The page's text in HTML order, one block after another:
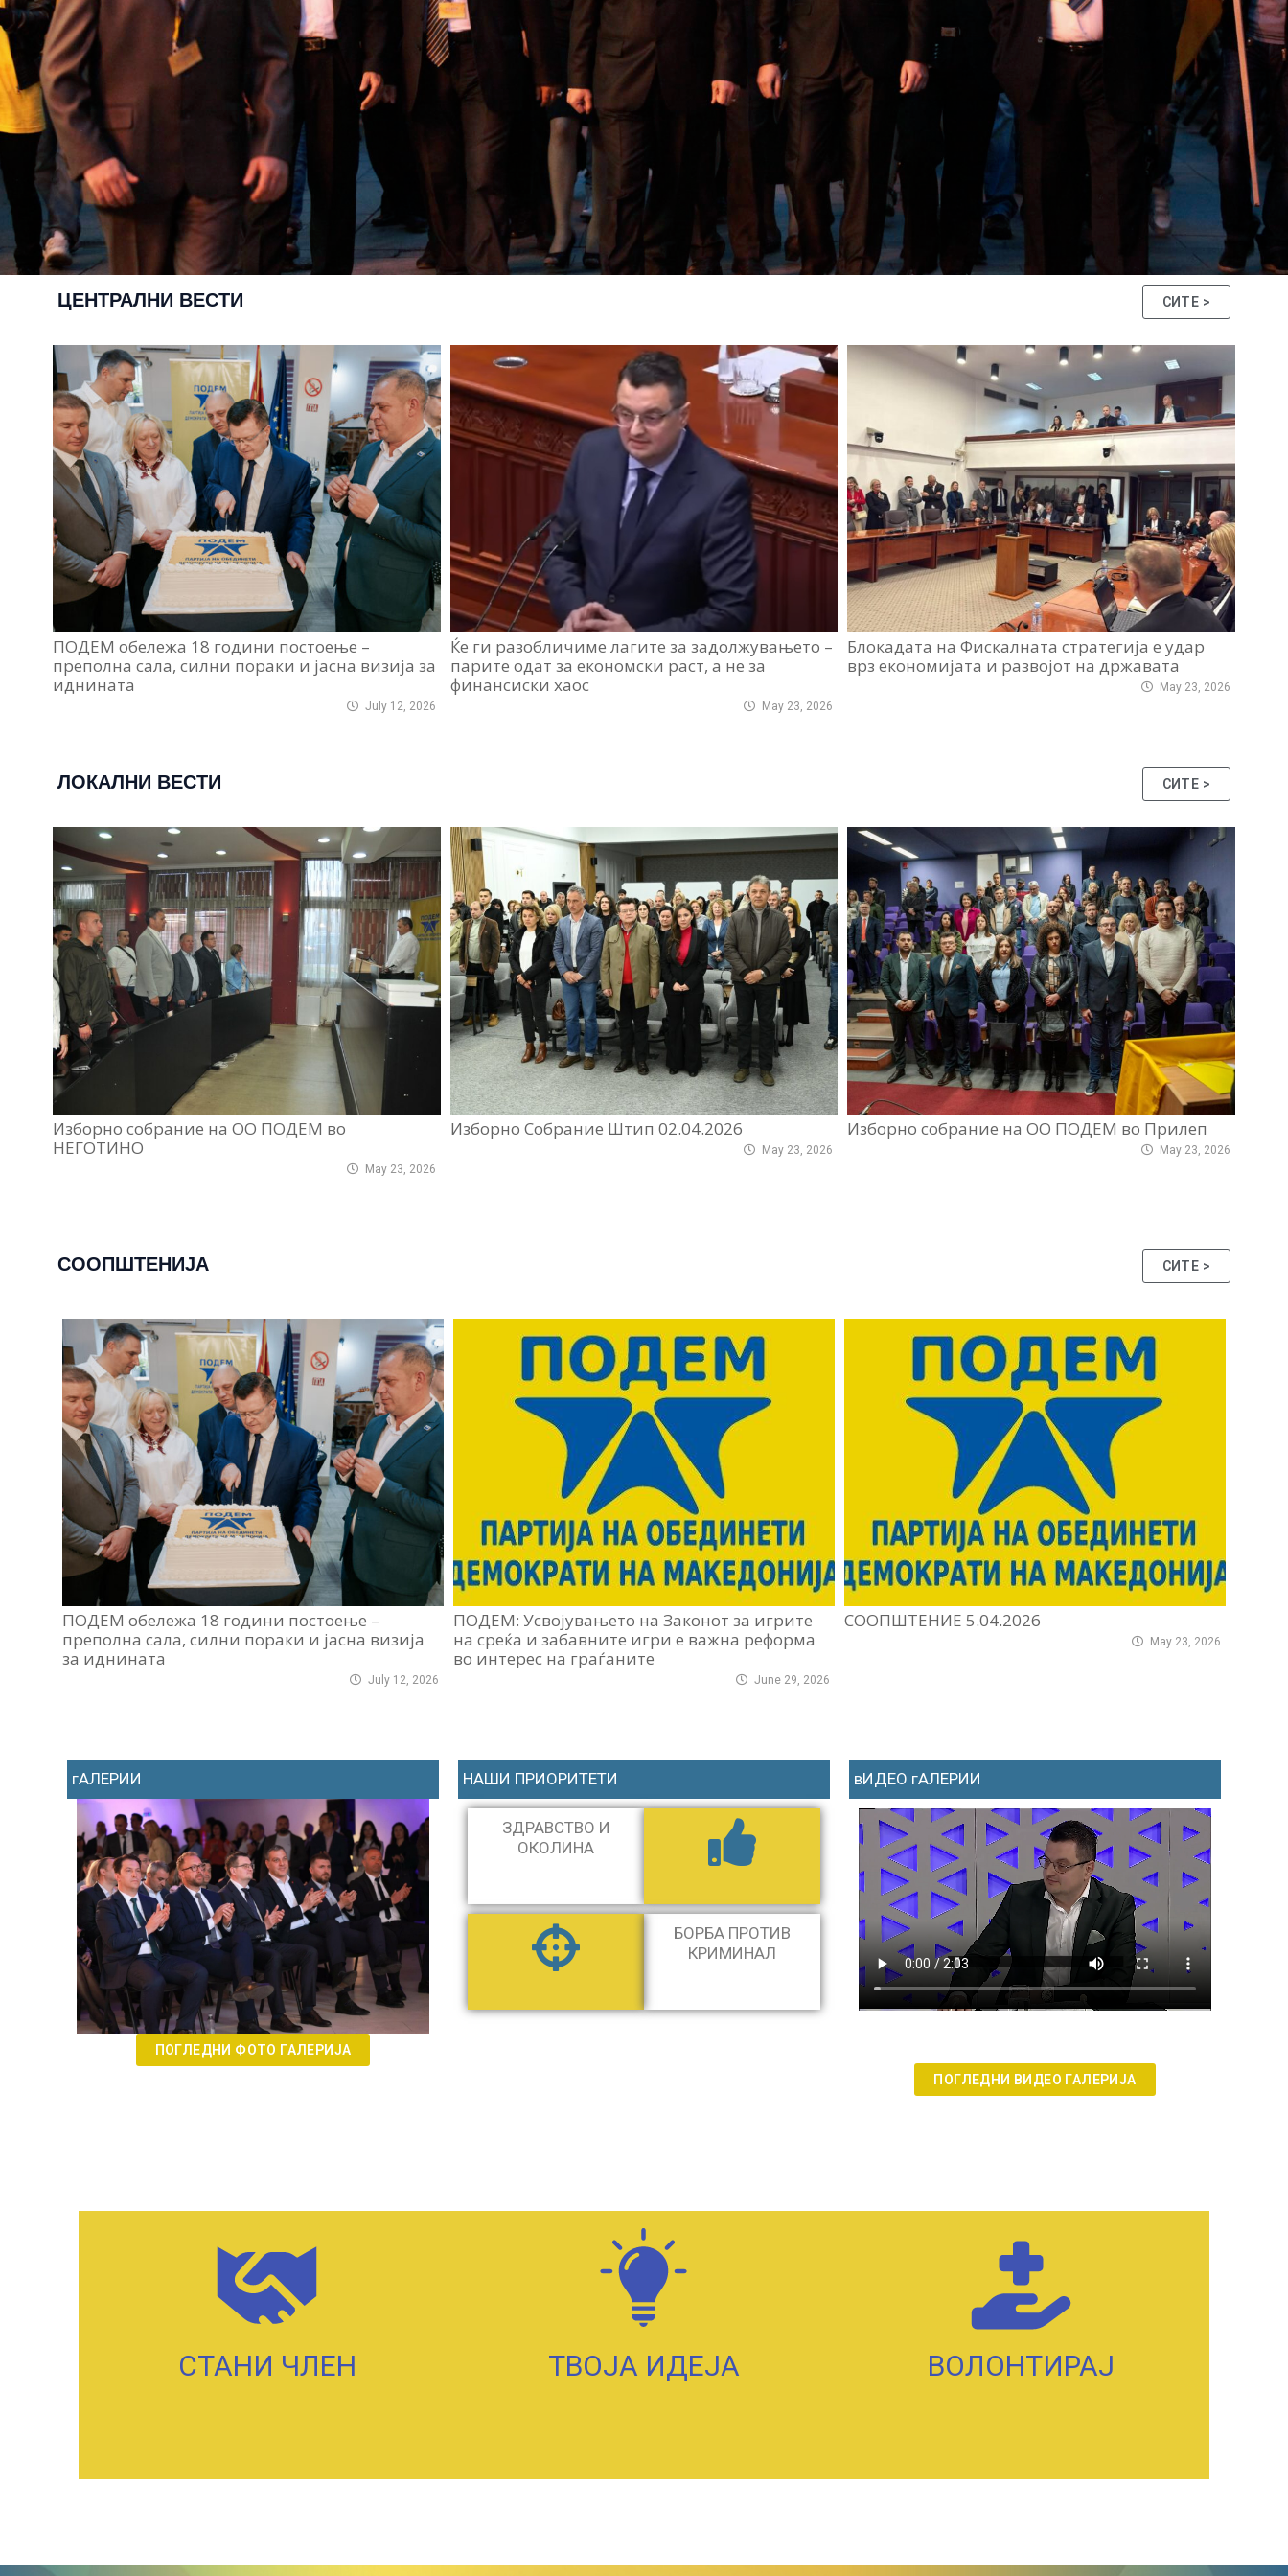
ЦЕНТРАЛНИ ВЕСТИ СИТЕ >
ПОДЕМ обележа 18 години постоење –
преполна сала, силни пораки и јасна визија за
иднината
July 12, 2026
Ќе ги разобличиме лагите за задолжувањето –
парите одат за економски раст, а не за
финансиски хаос
May 23, 2026
Блокадата на Фискалната стратегија е удар
врз економијата и развојот на државата
May 23, 2026
ЛОКАЛНИ ВЕСТИ СИТЕ >
Изборно собрание на ОО ПОДЕМ во
НЕГОТИНО
May 23, 2026
Изборно Собрание Штип 02.04.2026
May 23, 2026
Изборно собрание на ОО ПОДЕМ во Прилеп
May 23, 2026
СООПШТЕНИЈА СИТЕ >
ПОДЕМ обележа 18 години постоење –
преполна сала, силни пораки и јасна визија
за иднината
July 12, 2026
ПОДЕМ: Усвојувањето на Законот за игрите
на среќа и забавните игри е важна реформа
во интерес на граѓаните
June 29, 2026
СООПШТЕНИЕ 5.04.2026
May 23, 2026
гАЛЕРИИ
ПОГЛЕДНИ ФОТО ГАЛЕРИЈА
НАШИ ПРИОРИТЕТИ
ЗДРАВСТВО И
ОКОЛИНА​
БОРБА ПРОТИВ
КРИМИНАЛ
вИДЕО гАЛЕРИИ
ПОГЛЕДНИ ВИДЕО ГАЛЕРИЈА
СТАНИ ЧЛЕН ТВОЈА ИДЕЈА ВОЛОНТИРАЈ